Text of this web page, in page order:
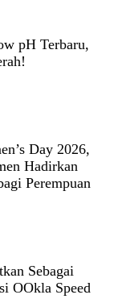
pH Terbaru,
Day 2026,
Hadirkan
Perempuan
Sebagai
OOkla Speed